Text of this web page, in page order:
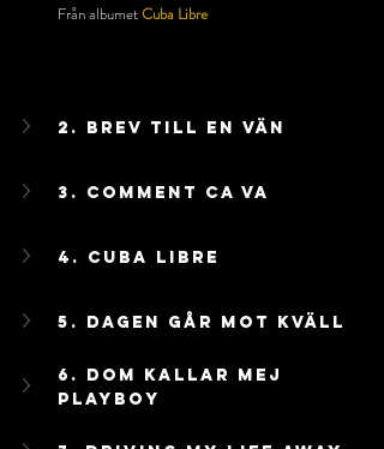
Från albumet Cuba Libre
2. Brev Till En Vän
3. Comment Ca Va
4. Cuba Libre
5. Dagen Går mot kväll
6. Dom Kallar Mej
Playboy